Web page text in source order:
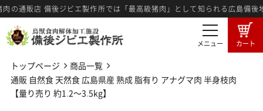
販店 備後ジビエ製作所では「最高級猪肉」として知られる広島備後地方
メニュー カート
商品一覧
トップページ
商品一覧
通販 自然食 天然食 広島県産 熟成 脂有り アナグマ肉 半身枝肉
【量り売り 約1.2～3.5kg】